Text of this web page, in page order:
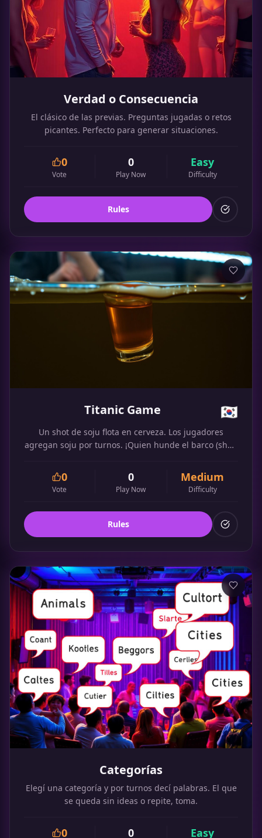
Verdad o Consecuencia
El clásico de las previas. Preguntas jugadas o retos
picantes. Perfecto para generar situaciones.
0
Vote
0
Play Now
Easy
Difficulty
Rules
Titanic Game 🇰🇷
Un shot de soju flota en cerveza. Los jugadores
agregan soju por turnos. ¡Quien hunde el barco (shot)
0
Vote
0
Play Now
Medium
Difficulty
Rules
Categorías
Elegí una categoría y por turnos decí palabras. El que
se queda sin ideas o repite, toma.
0 0 Easy